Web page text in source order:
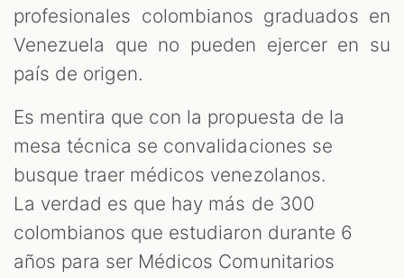
profesionales colombianos graduados en
Venezuela que no pueden ejercer en su
país de origen.
Es mentira que con la propuesta de la
mesa técnica se convalidaciones se
busque traer médicos venezolanos.
La verdad es que hay más de 300
colombianos que estudiaron durante 6
años para ser Médicos Comunitarios